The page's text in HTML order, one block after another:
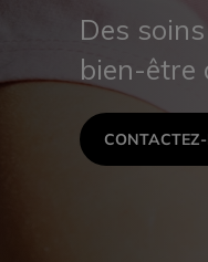
Des
bien-être